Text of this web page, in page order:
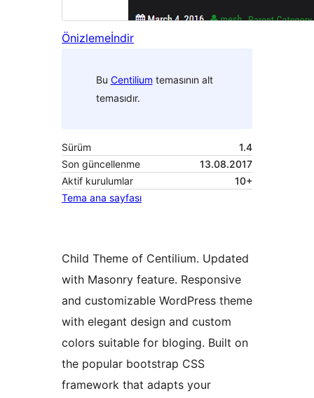
Önizlemeİndir
Bu Centilium temasının alt
temasıdır.
Sürüm
1.4
Son güncellenme
13.08.2017
Aktif kurulumlar
10+
Tema ana sayfası
Child Theme of Centilium. Updated
with Masonry feature. Responsive
and customizable WordPress theme
with elegant design and custom
colors suitable for bloging. Built on
the popular bootstrap CSS
framework that adapts your